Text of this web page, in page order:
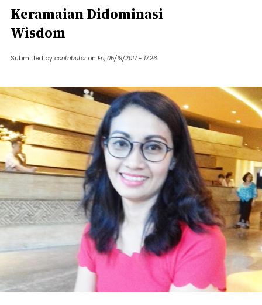
Keramaian Didominasi
Wisdom
Submitted by contributor on Fri, 05/19/2017 - 17:26